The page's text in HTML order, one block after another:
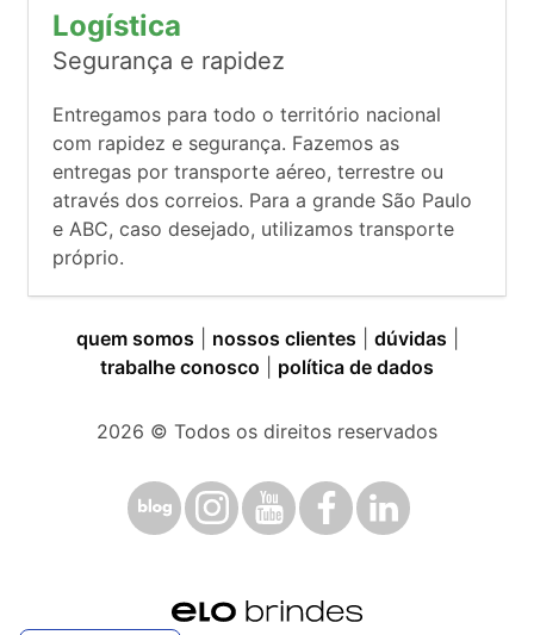
Logística
Segurança e rapidez
Entregamos para todo o território nacional
com rapidez e segurança. Fazemos as
entregas por transporte aéreo, terrestre ou
através dos correios. Para a grande São Paulo
e ABC, caso desejado, utilizamos transporte
próprio.
quem somos nossos clientes dúvidas
trabalhe conosco
política de dados
2026 © Todos os direitos reservados